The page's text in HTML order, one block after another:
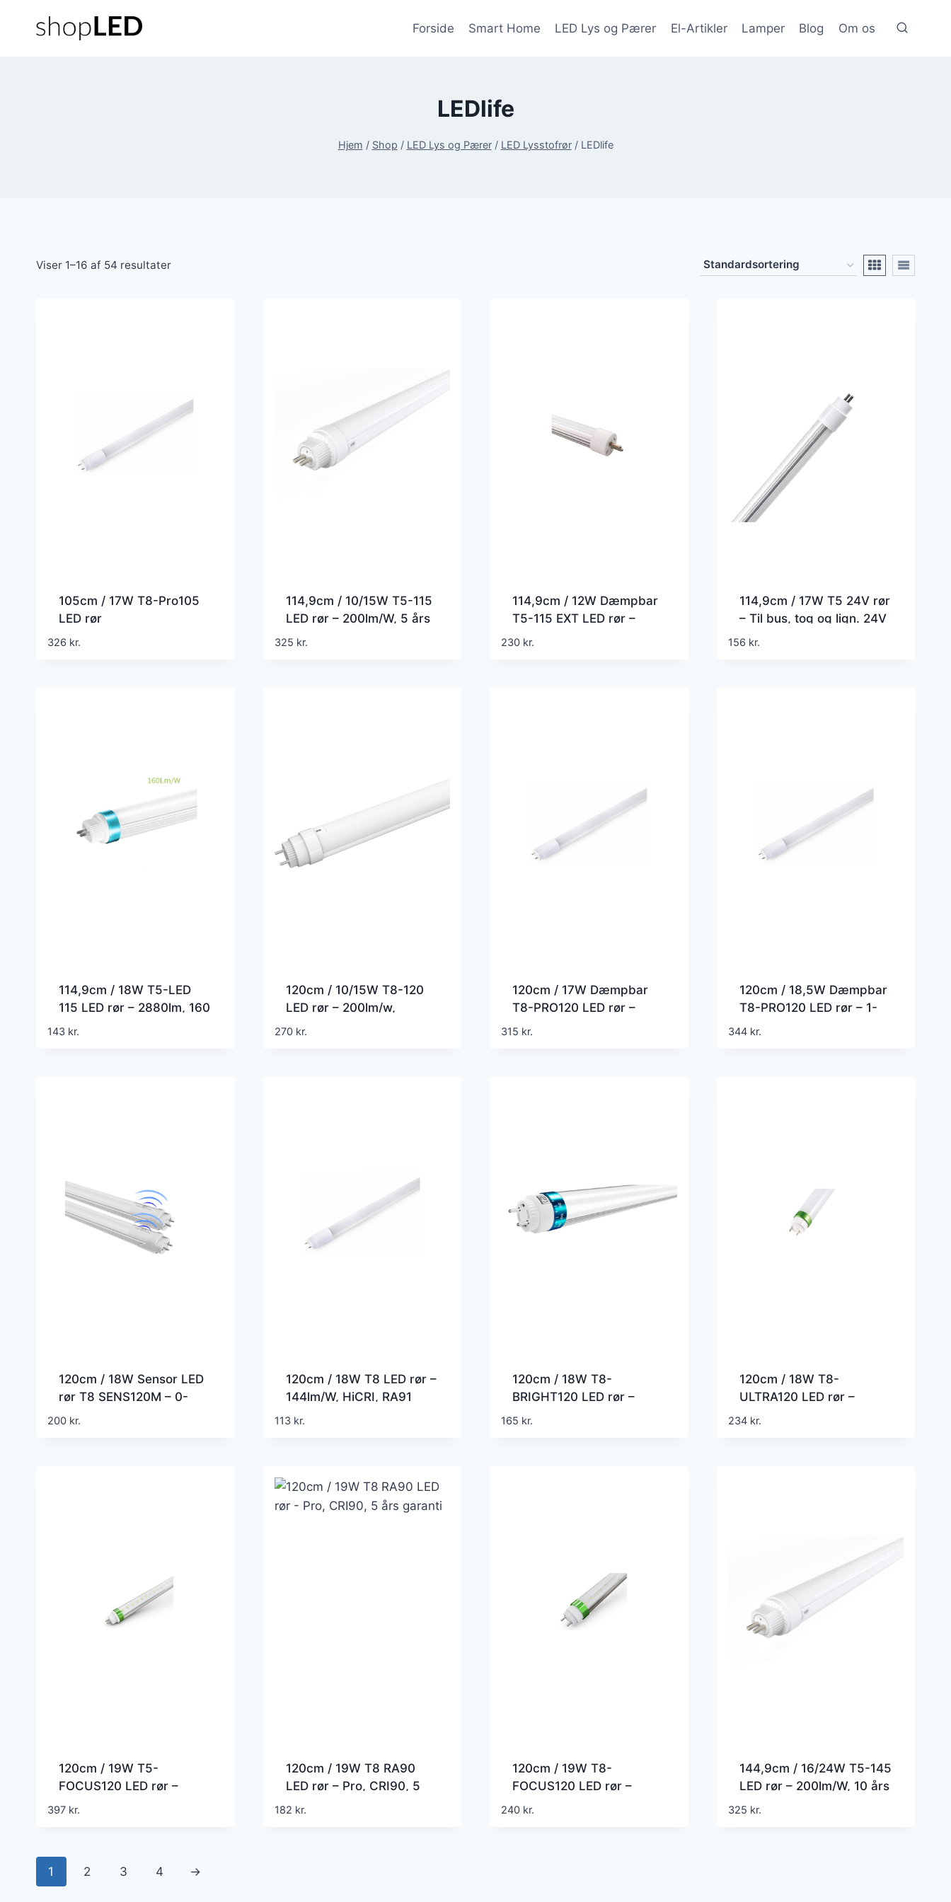
Forside Smart Home LED Lys og Pærer El-Artikler Lamper Blog Om os
LEDlife
Hjem / Shop / LED Lys og Pærer / LED Lysstofrør / LEDlife
Viser 1–16 af 54 resultater
105cm / 17W T8-Pro105
LED rør
326 kr.
114,9cm / 10/15W T5-115
LED rør – 200lm/W, 5 års
garanti
325 kr.
114,9cm / 12W Dæmpbar
T5-115 EXT LED rør –
Triac Dæmpbar
230 kr.
114,9cm / 17W T5 24V rør
– Til bus, tog og lign. 24V
systemer
156 kr.
114,9cm / 18W T5-LED
115 LED rør – 2880lm, 160
lm/w
143 kr.
120cm / 10/15W T8-120
LED rør – 200lm/w,
Roterbar fatning, 5 års
270 kr.
120cm / 17W Dæmpbar
T8-PRO120 LED rør –
Triac dæmpbar
315 kr.
120cm / 18,5W Dæmpbar
T8-PRO120 LED rør – 1-
10V dæmpbar
344 kr.
120cm / 18W Sensor LED
rør T8 SENS120M – 0-
100%, Mikrobølge sensor
200 kr.
120cm / 18W T8 LED rør –
144lm/W, HiCRI, RA91
113 kr.
120cm / 18W T8-
BRIGHT120 LED rør –
200lm/W, Roterbar fatning
165 kr.
120cm / 18W T8-
ULTRA120 LED rør –
160lm/W, Roterbar fatning
234 kr.
120cm / 19W T5-
FOCUS120 LED rør –
175lm/W, 60 graders
397 kr.
120cm / 19W T8 RA90
LED rør – Pro, CRI90, 5
års garanti
182 kr.
120cm / 19W T8-
FOCUS120 LED rør –
175lm/W, 60 grader
240 kr.
144,9cm / 16/24W T5-145
LED rør – 200lm/W, 10 års
garanti
325 kr.
1 2 3 4 →